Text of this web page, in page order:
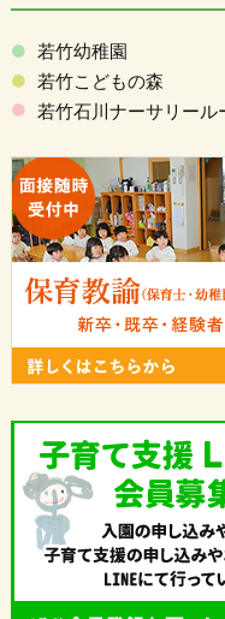
若竹幼稚園
若竹こどもの森
若竹石川ナーサリール